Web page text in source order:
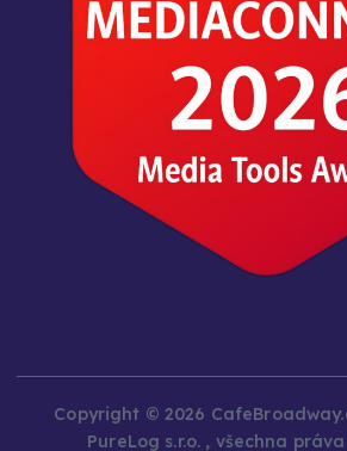
Copyright © 2026
PureLog s.r.o. , všechna